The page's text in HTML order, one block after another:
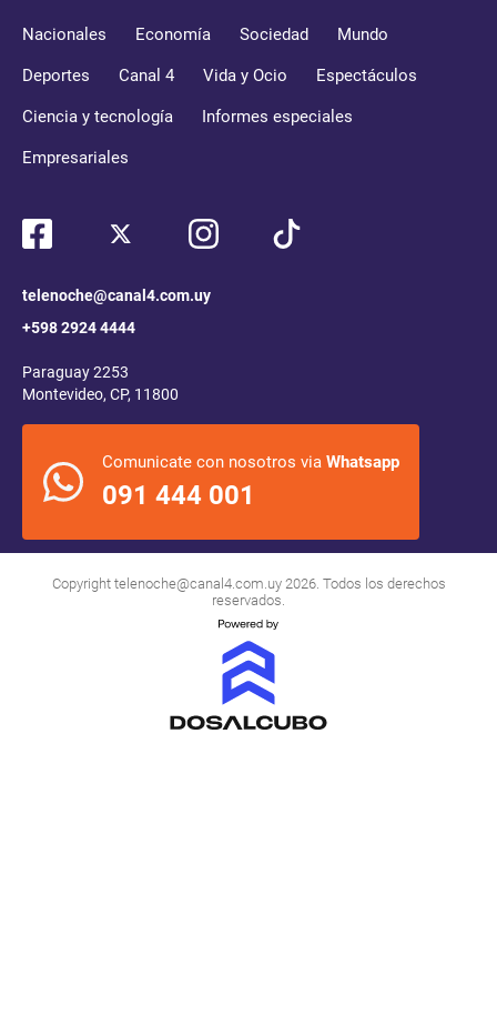
Nacionales Economía Sociedad Mundo
Deportes Canal 4 Vida y Ocio Espectáculos
Ciencia y tecnología Informes especiales
Empresariales
telenoche@canal4.com.uy
+598 2924 4444
Paraguay 2253
Montevideo, CP, 11800
Comunicate con nosotros via Whatsapp
091 444 001
Copyright telenoche@canal4.com.uy2026. Todos los derechos
reservados.